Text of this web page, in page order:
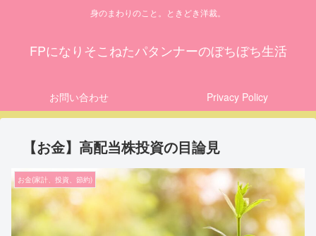
身のまわりのこと。ときどき洋裁。
FPになりそこねたパタンナーのぼちぼち生活
お問い合わせ Privacy Policy
【お金】高配当株投資の目論見
お金(家計、投資、節約)